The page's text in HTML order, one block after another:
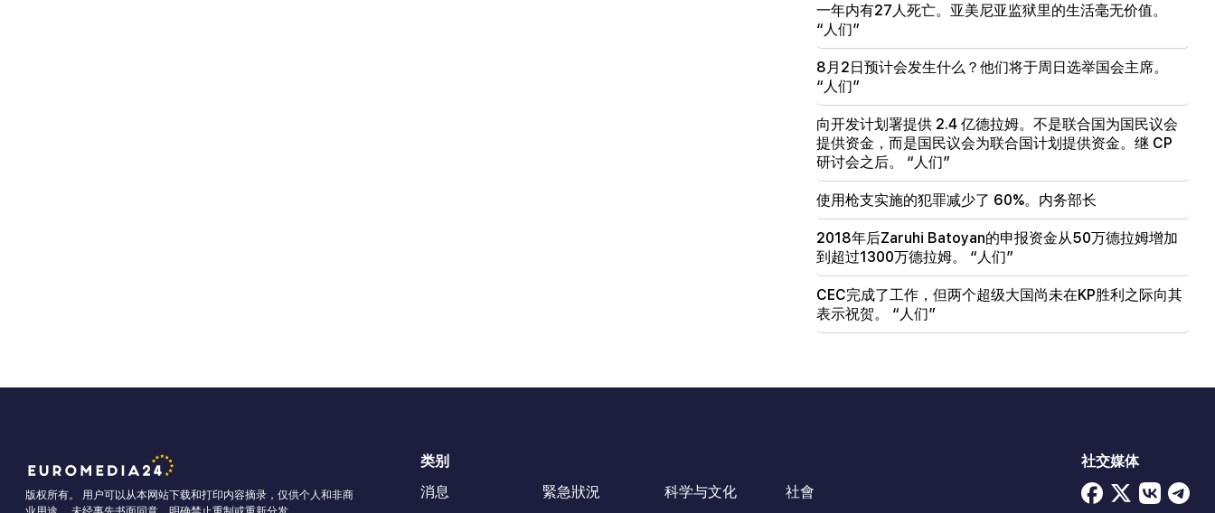
一年内有27人死亡。亚美尼亚监狱里的生活毫无价值。
“人们”
8月2日预计会发生什么？他们将于周日选举国会主席。
“人们”
向开发计划署提供 2.4 亿德拉姆。不是联合国为国民议会
提供资金，而是国民议会为联合国计划提供资金。继 CP
研讨会之后。 “人们”
使用枪支实施的犯罪减少了 60%。内务部长
2018年后Zaruhi Batoyan的申报资金从50万德拉姆增加
到超过1300万德拉姆。 “人们”
CEC完成了工作，但两个超级大国尚未在KP胜利之际向其
表示祝贺。 “人们”
版权所有。 用户可以从本网站下载和打印内容摘录，仅供个人和非商
类别
消息
緊急狀況
科学与文化
社會
社交媒体